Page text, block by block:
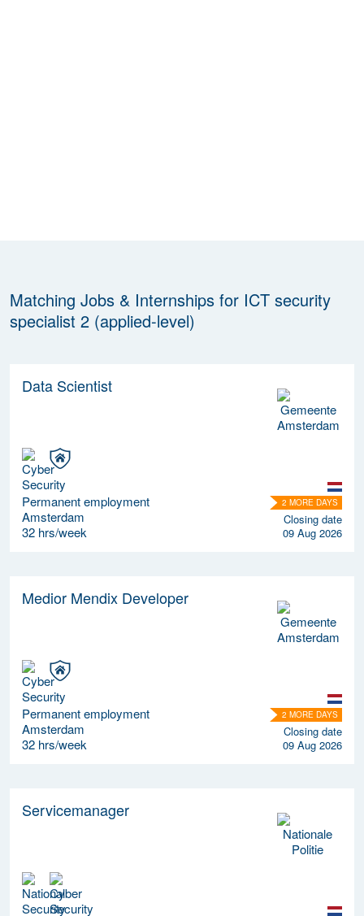
Matching Jobs & Internships for ICT security
specialist 2 (applied-level)
Data Scientist
Permanent employment
Amsterdam
32 hrs/week
2 MORE DAYS
Closing date
09 Aug 2026
Medior Mendix Developer
Permanent employment
Amsterdam
32 hrs/week
2 MORE DAYS
Closing date
09 Aug 2026
Servicemanager